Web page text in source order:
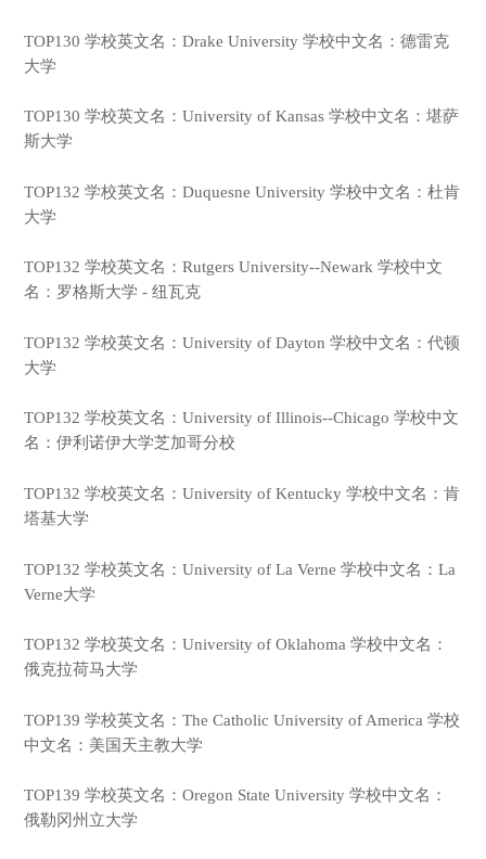
TOP130 学校英文名：Drake University 学校中文名：德雷克
大学
TOP130 学校英文名：University of Kansas 学校中文名：堪萨
斯大学
TOP132 学校英文名：Duquesne University 学校中文名：杜肯
大学
TOP132 学校英文名：Rutgers University--Newark 学校中文
名：罗格斯大学 - 纽瓦克
TOP132 学校英文名：University of Dayton 学校中文名：代顿
大学
TOP132 学校英文名：University of Illinois--Chicago 学校中文
名：伊利诺伊大学芝加哥分校
TOP132 学校英文名：University of Kentucky 学校中文名：肯
塔基大学
TOP132 学校英文名：University of La Verne 学校中文名：La
Verne大学
TOP132 学校英文名：University of Oklahoma 学校中文名：
俄克拉荷马大学
TOP139 学校英文名：The Catholic University of America 学校
中文名：美国天主教大学
TOP139 学校英文名：Oregon State University 学校中文名：
俄勒冈州立大学